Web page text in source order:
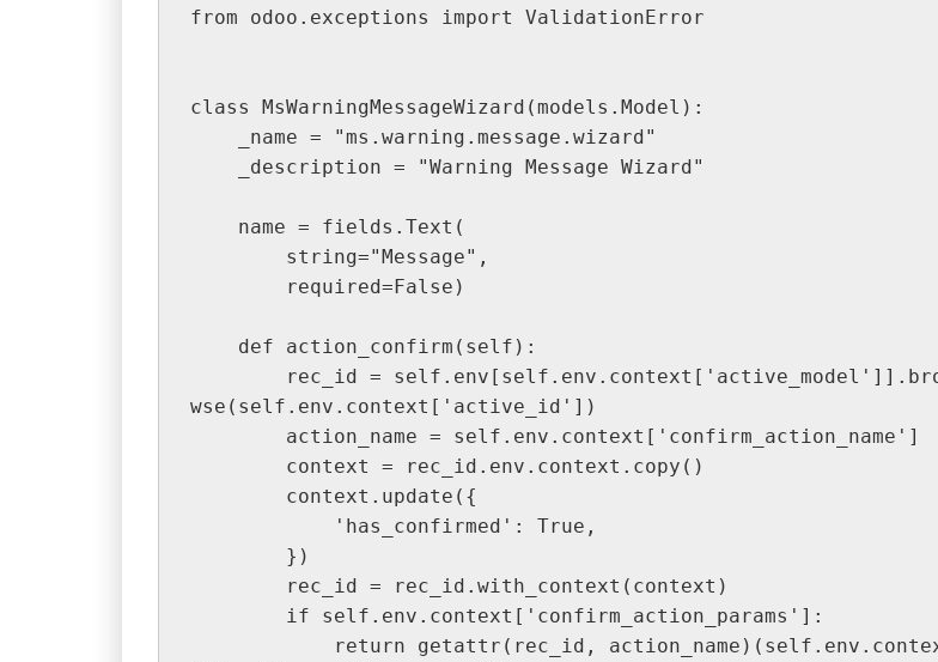
from odoo.exceptions import ValidationError
class MsWarningMessageWizard(models.Model):
wse(self.env.context['active_id'])